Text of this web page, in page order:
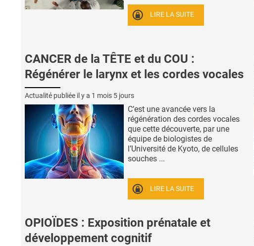
LIRE LA SUITE
CANCER de la TÊTE et du COU :
Régénérer le larynx et les cordes vocales
Actualité publiée il y a 1 mois 5 jours
C’est une avancée vers la
régénération des cordes vocales
que cette découverte, par une
équipe de biologistes de
l’Université de Kyoto, de cellules
souches ...
LIRE LA SUITE
OPIOÏDES : Exposition prénatale et
développement cognitif